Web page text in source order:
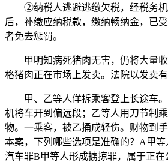
②纳税人逃避逃缴欠税，经税务机
后，补缴应纳税款，缴纳畅纳金，已
者免去惩罚。
甲明知病死猪肉无害，仍将大量收
格猪肉正在市场上发卖。法院以发卖
甲、乙等人佯拆乘客登上长途车。
机将车开到偏远段；乙等人用刀节制
物。一乘客，被乙捅成轻伤。财物到
本案，下列哪些选项是准确的？A甲
汽车罪B甲等人形成掳掠罪，属于正